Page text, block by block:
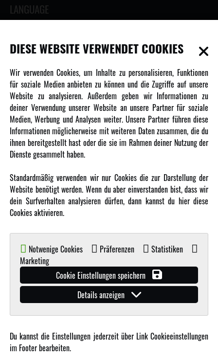
LANGUAGE
INFORMATIONEN
Newsletter
Über uns
Karriere
Amewi Kataloge
MEHR VON AMEWI
AMXRacing - Qualitäts RC-Zubehör
Amewi Construction - Nutzfahrzeuge
Amewi B2B-Shop
© Copyright 2019 - 2026 Amewi Trade GmbH - Alle Rechte vorbehalten |Impressum| Der
Verkauf erfolgt an Gewerbetreibende in unserem
DIESE WEBSITE VERWENDET COOKIES
Wir verwenden Cookies, um Inhalte zu personalisieren, Funktionen
für soziale Medien anbieten zu können und die Zugriffe auf unsere
Website zu analysieren. Außerdem geben wir Informationen zu
deiner Verwendung unserer Website an unsere Partner für soziale
Medien, Werbung und Analysen weiter. Unsere Partner führen diese
Informationen möglicherweise mit weiteren Daten zusammen, die du
ihnen bereitgestellt hast oder die sie im Rahmen deiner Nutzung der
Dienste gesammelt haben.
Standardmäßig verwenden wir nur Cookies die zur Darstellung der
Website benötigt werden. Wenn du aber einverstanden bist, dass wir
dein Surfverhalten analysieren dürfen, dann kannst du hier diese
Cookies aktivieren.
Notwenige Cookies Präferenzen
Statistiken
Marketing
Cookie Einstellungen speichern
Details anzeigen
Du kannst die Einstellungen jederzeit über Link Cookieeinstellungen
im Footer bearbeiten.